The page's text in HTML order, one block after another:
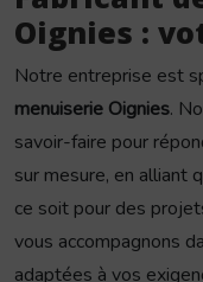
Oignies :
Notre entreprise est
menuiserie Oignies.
savoir-faire pour
sur mesure, en alliant
ce soit pour des
vous accompagnons
adaptées à vos